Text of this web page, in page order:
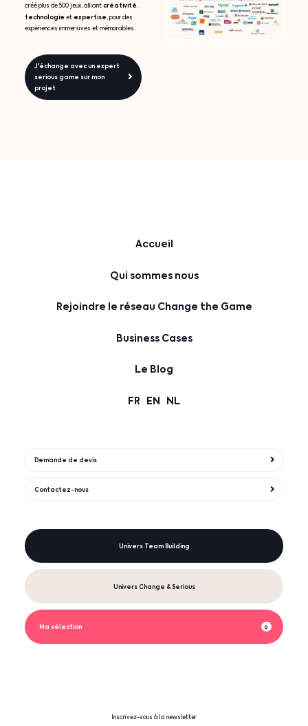
créé plus de 500 jeux, alliantcréativité,
technologie et expertise, pour des
expériences immersives et mémorables.
J'échange avec un expert
serious game sur mon
projet
Accueil
Qui sommes nous
Rejoindre le réseau Change the Game
Business Cases
Le Blog
FR EN NL
Demande de devis
Contactez-nous
Univers Team Building
Univers Change & Serious
0
Ma sélection
Inscrivez-vous à la newsletter